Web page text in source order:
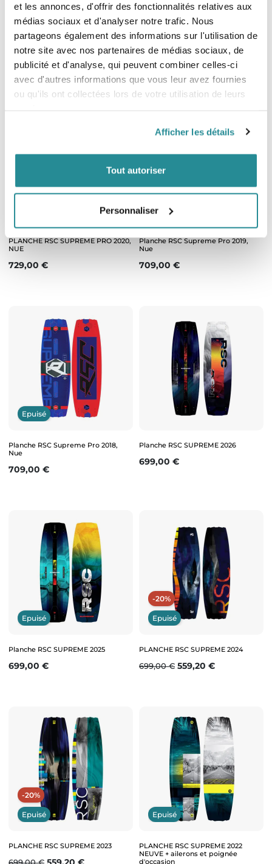
et les annonces, d'offrir des fonctionnalités relatives aux
médias sociaux et d'analyser notre trafic. Nous
partageons également des informations sur l'utilisation de
notre site avec nos partenaires de médias sociaux, de
publicité et d'analyse, qui peuvent combiner celles-ci
avec d'autres informations que vous leur avez fournies
ou qu'ils ont collectées lors de votre utilisation de leurs
Afficher les détails
Tout autoriser
Personnaliser
Epuisé
759,00 €
Epuisé
739,00 €
PLANCHE RSC SUPREME PRO 2020,
NUE
Prix
729,00 €
Epuisé
Planche RSC Supreme Pro 2019,
Nue
Prix
709,00 €
Epuisé
Planche RSC Supreme Pro 2018,
Nue
Prix
709,00 €
Planche RSC SUPREME 2026
Prix
699,00 €
Epuisé
Planche RSC SUPREME 2025
Prix
699,00 €
-20%
Epuisé
PLANCHE RSC SUPREME 2024
Prix de base
699,00 € Prix
559,20 €
-20%
Epuisé
PLANCHE RSC SUPREME 2023
Prix de base
699,00 € Prix
559,20 €
Epuisé
PLANCHE RSC SUPREME 2022
NEUVE + ailerons et poignée
d'occasion